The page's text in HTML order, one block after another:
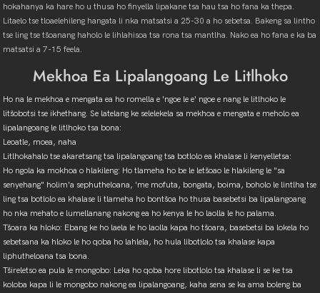
hokahanya ka hare ho u thusa ho finyella lipakane tsa hau tsa ho fana ka thepa.
Litaelo tse tloaelehileng hangata li nka matsatsi a 25-30 a ho sebetsa. Bakeng sa lintho
tse ling tse tšoanang haholo le lihlahisoa tsa rona tsa mantlha. Nako ea ho fana e ka ba
matsatsi a 7-15 feela.
Mekhoa Ea Lipalangoang Le Litlhoko
Ho na le mekhoa e mengata ea ho romella e 'ngoe le e' ngoe e nang le litlhoko le
litšobotsi tse ikhethang. Se latelang ke selelekela sa mekhoa e mengata e meholo ea
lipalangoang le litlhoko tsa bona:
Leoatle, moea, naha
Litlhokahalo tse akaretsang tsa lipalangoang tsa botlolo ea khalase li kenyelletsa:
Ho ngola ka mokhoa o hlakileng: Ho tlameha ho be le letšoao le hlakileng le "sa
senyehang" holim'a sephutheloana, 'me mofuta, bongata, boima, boholo le lintlha tse
ling tsa botlolo ea khalase li tlameha ho bontšoa ho thusa basebetsi ba lipalangoang
ho nka mehato e lumellanang nakong ea ho kenya le ho laolla le ho palama.
Tšoara ka hloko: Ebang ke ho laela le ho laolla kapa ho tšoara, basebetsi ba lokela ho
sebetsana ka hloko le ho qoba ho lahlela, ho hula libotlolo tsa khalase kapa
liphutheloana tsa bona.
Tšireletso ea pula le mongobo: Leka ho qoba hore libotlolo tsa khalase li se ke tsa
koloba kapa li le mongobo nakong ea lipalangoang, kaha sena se ka ama boleng ba